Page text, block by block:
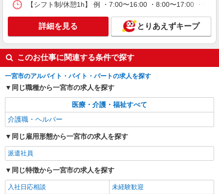
株式会社kotrio /●NG-H-1822359
≪名鉄一宮駅≫1日1.2万も可☆綺麗な高齢者マ
ンションで見守りなど
時給1500円〜2125円 ＜日払い有/週払い有/交
通費全支給(ガソリン代含む)＞
一宮市
キープ
株式会社kotrio /●NG-H-1810938
合｜一宮市
時給1500円〜2125円 ＜日払い有/週払い有/交
【シフト制/休憩1h】 例 ・7:00〜16:00 ・8:00〜17:00 ・
詳細を見る とりあえずキープ
このお仕事に関連する条件で探す
一宮市のアルバイト・バイト・パートの求人を探す
同じ職種から一宮市の求人を探す
医療・介護・福祉すべて
介護職・ヘルパー
同じ雇用形態から一宮市の求人を探す
派遣社員
同じ特徴から一宮市の求人を探す
入社日応相談
未経験歓迎